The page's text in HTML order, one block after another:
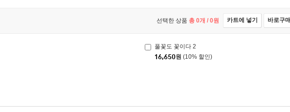
선택한 상품 총 0개 / 0원 카트에 넣기 바로구
풀꽃도 꽃이다 2
16,650원 (10% 할인)